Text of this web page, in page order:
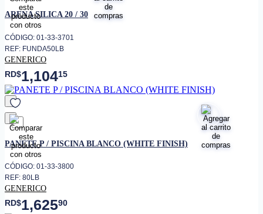
favorito
ARENA SILICA 20 / 30
CÓDIGO: 01-33-3701
REF: FUNDA50LB
GENERICO
RD$1,10415
favorito
PANETE P / PISCINA BLANCO (WHITE FINISH)
CÓDIGO: 01-33-3800
REF: 80LB
GENERICO
RD$1,62590